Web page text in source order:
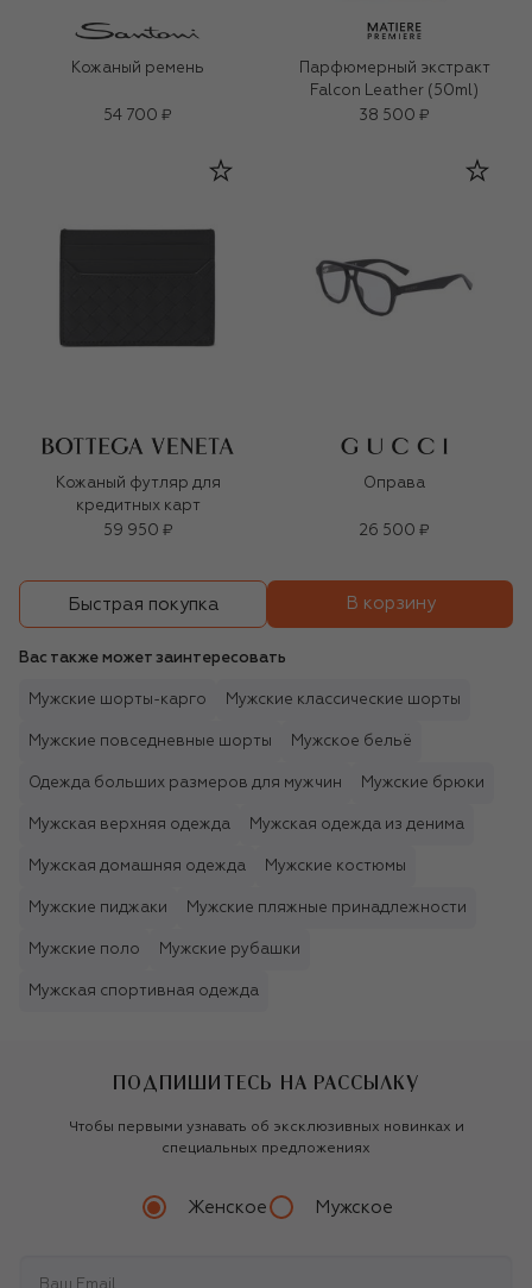
Кожаный ремень
54 700 ₽
Парфюмерный экстракт
Falcon Leather (50ml)
38 500 ₽
Кожаный футляр для
кредитных карт
59 950 ₽
Оправа
26 500 ₽
Быстрая покупка В корзину
Вас также может заинтересовать
Мужские шорты-карго Мужские классические шорты
Мужские повседневные шорты Мужское бельё
Одежда больших размеров для мужчин Мужские брюки
Мужская верхняя одежда Мужская одежда из денима
Мужская домашняя одежда Мужские костюмы
Мужские пиджаки Мужские пляжные принадлежности
Мужские поло Мужские рубашки
Мужская спортивная одежда
ПОДПИШИТЕСЬ НА РАССЫЛКУ
Чтобы первыми узнавать об эксклюзивных новинках и
специальных предложениях
Женское Мужское